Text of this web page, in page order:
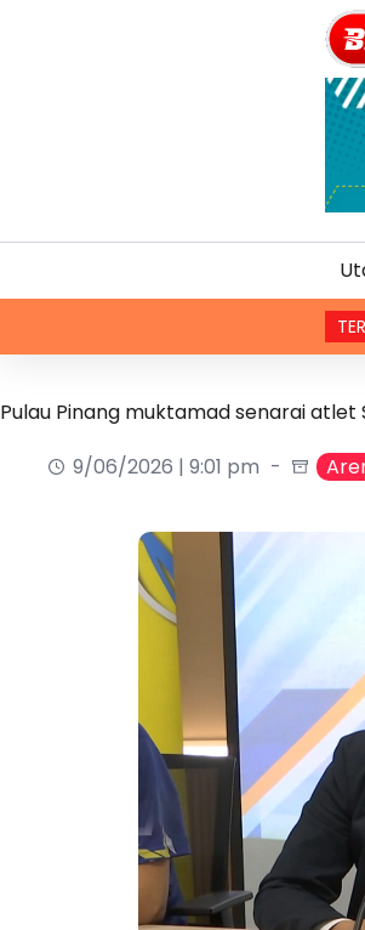
Isu
Pulau Pinang muktamad senarai atlet
9/06/2026 | 9:01 pm